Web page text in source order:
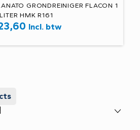
GRONDREINIGER FLACON 1
LITER HMK R161
Incl. btw